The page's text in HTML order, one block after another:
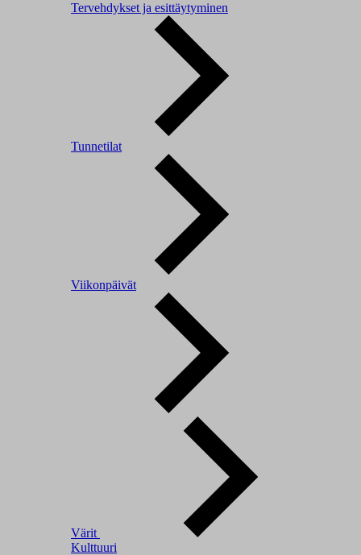
Tervehdykset ja esittäytyminen
Tunnetilat
Viikonpäivät
Värit
Kulttuuri